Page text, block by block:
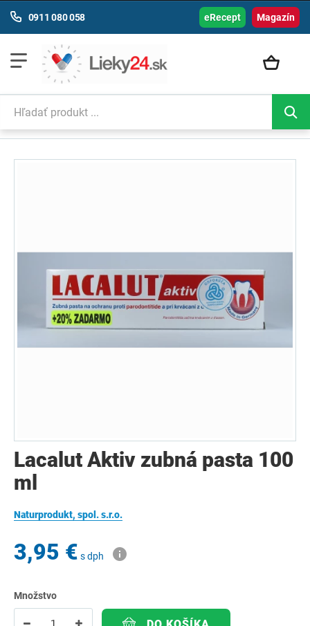
Magazín
0911 080 058 eRecept
Lacalut Aktiv zubná pasta 100
ml
Naturprodukt, spol. s.r.o.
3,95 € s dph
Množstvo